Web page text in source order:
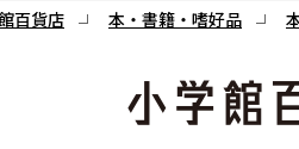
百貨店 本・書籍・嗜好品